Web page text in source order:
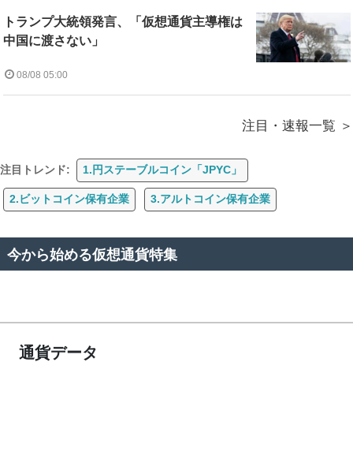
トランプ大統領発言、「仮想通貨主導権は
中国に渡さない」
08/08 05:00
注目・速報一覧
注目トレンド: 1.円ステーブルコイン「JPYC」
2.ビットコイン保有企業 3.アルトコイン保有企業
今から始める仮想通貨特集
通貨データ